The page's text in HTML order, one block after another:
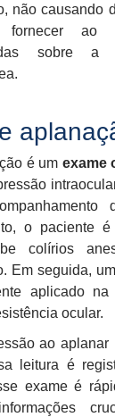
não causando
ao
sobre a
é um exame
o paciente
colírios
Em seguida,
aplicado na
ocular.
ao aplanar
leitura é
exame é